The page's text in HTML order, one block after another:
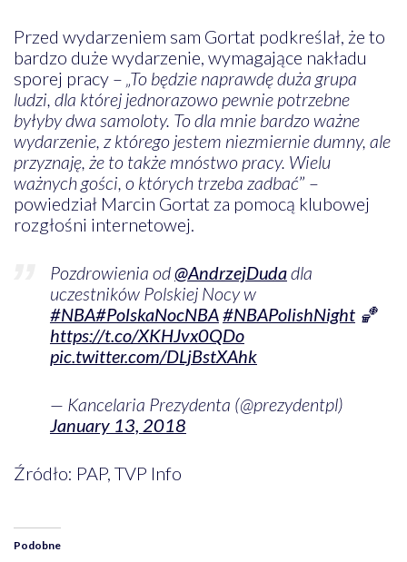
Przed wydarzeniem sam Gortat podkreślał, że to
bardzo duże wydarzenie, wymagające nakładu
sporej pracy – „To będzie naprawdę duża grupa
ludzi, dla której jednorazowo pewnie potrzebne
byłyby dwa samoloty. To dla mnie bardzo ważne
wydarzenie, z którego jestem niezmiernie dumny, ale
przyznaję, że to także mnóstwo pracy. Wielu
ważnych gości, o których trzeba zadbać” –
powiedział Marcin Gortat za pomocą klubowej
rozgłośni internetowej.
Pozdrowienia od@AndrzejDudadla
uczestników Polskiej Nocy w
#NBA#PolskaNocNBA#NBAPolishNight🏀
https://t.co/XKHJvx0QDo
pic.twitter.com/DLjBstXAhk
— Kancelaria Prezydenta (@prezydentpl)
January 13, 2018
Źródło: PAP, TVP Info
Podobne